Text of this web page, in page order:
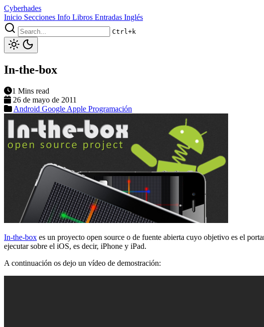
Cyberhades
Inicio Secciones Info Libros Entradas Inglés
Ctrl+k
In-the-box
1 Mins read
26 de mayo de 2011
Android Google Apple Programación
In-the-box es un proyecto open source o de fuente abierta cuyo objetivo es el
ejecutar sobre el iOS, es decir, iPhone y iPad.
A continuación os dejo un vídeo de demostración: